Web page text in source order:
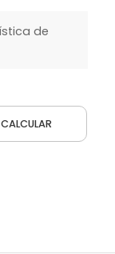
de
CALCULAR